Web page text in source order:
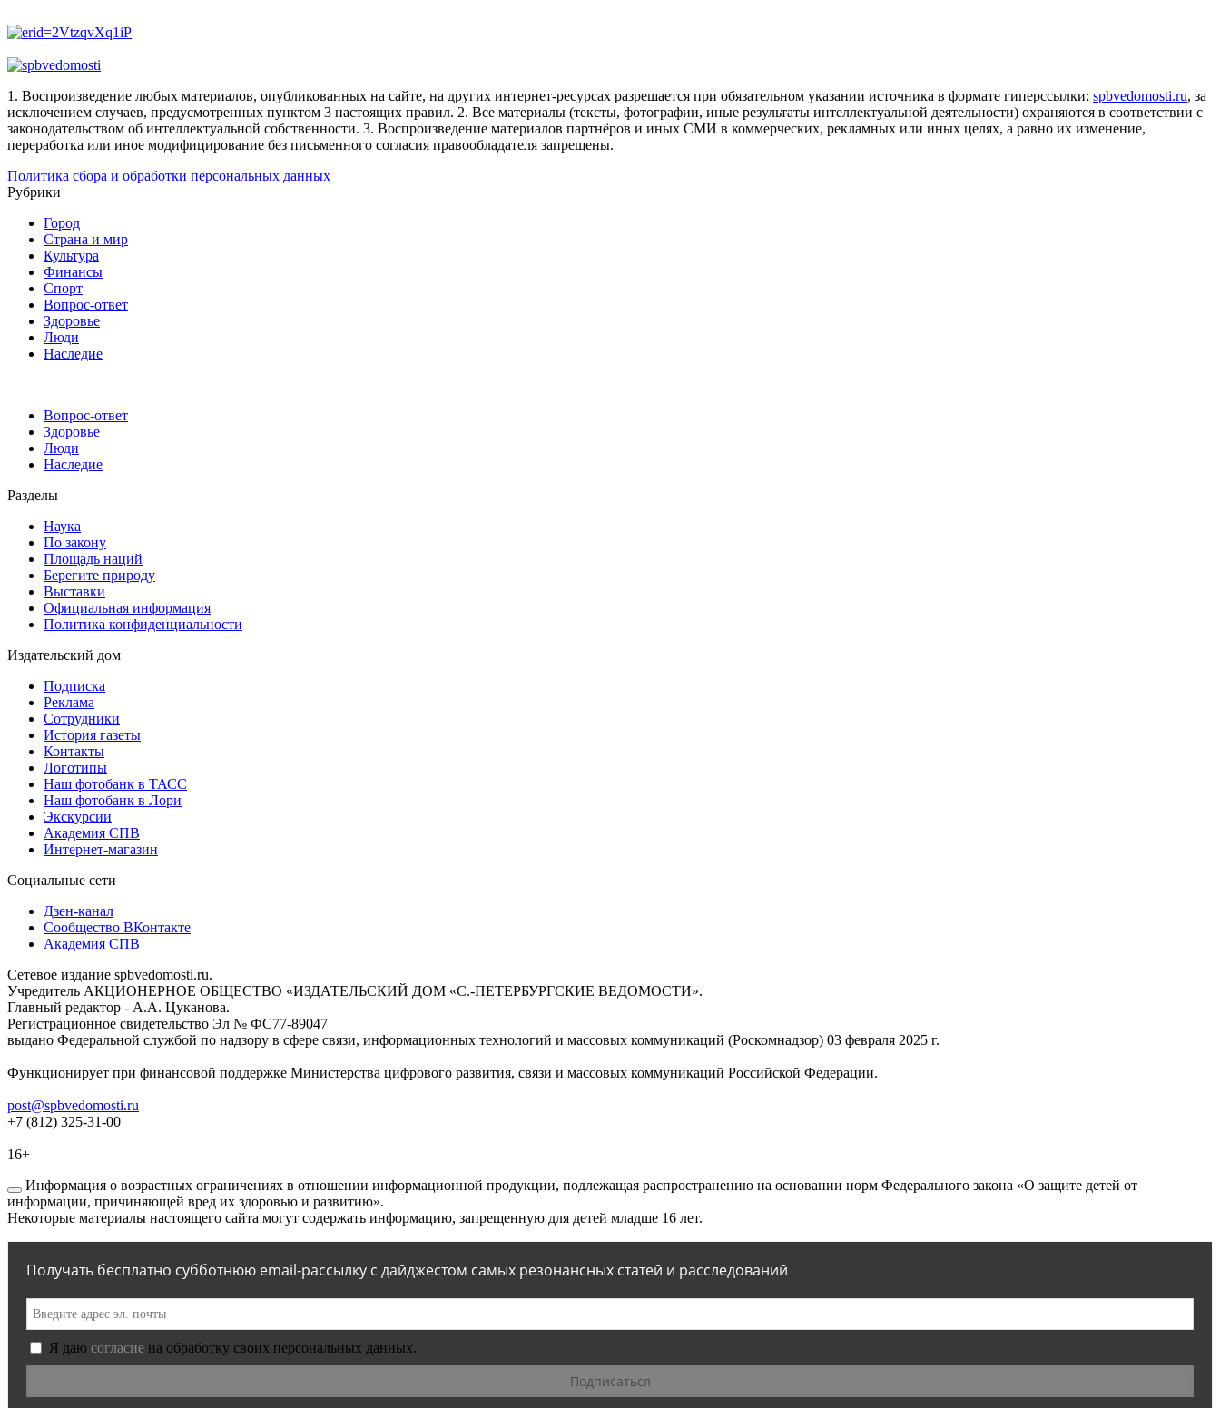
1. Воспроизведение любых материалов, опубликованных на сайте, на других интернет-ресурсах разрешается при обязательном указании источника в формате гиперссылки: spbvedomosti.ru, за
исключением случаев, предусмотренных пунктом 3 настоящих правил. 2. Все материалы (тексты, фотографии, иные результаты интеллектуальной деятельности) охраняются в соответствии с
законодательством об интеллектуальной собственности. 3. Воспроизведение материалов партнёров и иных СМИ в коммерческих, рекламных или иных целях, а равно их изменение,
переработка или иное модифицирование без письменного согласия правообладателя запрещены.
Политика сбора и обработки персональных данных
Рубрики
Город
Страна и мир
Культура
Финансы
Спорт
Вопрос-ответ
Здоровье
Люди
Наследие
Вопрос-ответ
Здоровье
Люди
Наследие
Разделы
Наука
По закону
Площадь наций
Берегите природу
Выставки
Официальная информация
Политика конфиденциальности
Издательский дом
Подписка
Реклама
Сотрудники
История газеты
Контакты
Логотипы
Наш фотобанк в ТАСС
Наш фотобанк в Лори
Экскурсии
Академия СПВ
Интернет-магазин
Социальные сети
Дзен-канал
Сообщество ВКонтакте
Академия СПВ
Сетевое издание spbvedomosti.ru.
Учредитель АКЦИОНЕРНОЕ ОБЩЕСТВО «ИЗДАТЕЛЬСКИЙ ДОМ «С.-ПЕТЕРБУРГСКИЕ ВЕДОМОСТИ».
Главный редактор - А.А. Цуканова.
Регистрационное свидетельство Эл № ФС77-89047
выдано Федеральной службой по надзору в сфере связи, информационных технологий и массовых коммуникаций (Роскомнадзор) 03 февраля 2025 г.
Функционирует при финансовой поддержке Министерства цифрового развития, связи и массовых коммуникаций Российской Федерации.
post@spbvedomosti.ru
+7 (812) 325-31-00
16+
Информация о возрастных ограничениях в отношении информационной продукции, подлежащая распространению на основании норм Федерального закона «О защите детей от
информации, причиняющей вред их здоровью и развитию».
Некоторые материалы настоящего сайта могут содержать информацию, запрещенную для детей младше 16 лет.
Получать бесплатно субботнюю email-рассылку с дайджестом самых резонансных статей и расследований
Я даю согласие на обработку своих персональных данных.